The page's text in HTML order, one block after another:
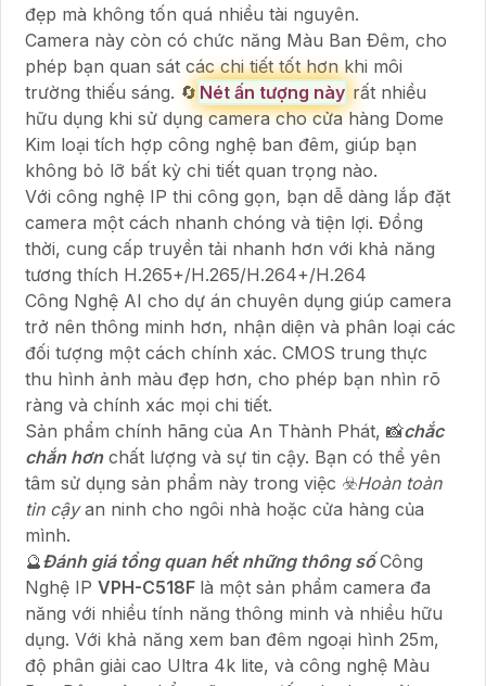
đẹp mà không tốn quá nhiều tài nguyên.
Camera này còn có chức năng Màu Ban Ðêm, cho
phép bạn quan sát các chi tiết tốt hơn khi môi
trường thiếu sáng. 🔄 Nét ấn tượng này rất nhiều
hữu dụng khi sử dụng camera cho cửa hàng Dome
Kim loại tích hợp công nghệ ban đêm, giúp bạn
không bỏ lỡ bất kỳ chi tiết quan trọng nào.
Với công nghệ IP thi công gọn, bạn dễ dàng lắp đặt
camera một cách nhanh chóng và tiện lợi. Đồng
thời, cung cấp truyền tải nhanh hơn với khả năng
tương thích H.265+/H.265/H.264+/H.264
Công Nghệ AI cho dự án chuyên dụng giúp camera
trở nên thông minh hơn, nhận diện và phân loại các
đối tượng một cách chính xác. CMOS trung thực
thu hình ảnh màu đẹp hơn, cho phép bạn nhìn rõ
ràng và chính xác mọi chi tiết.
Sản phẩm chính hãng của An Thành Phát, 📸chắc
chắn hơnchất lượng và sự tin cậy. Bạn có thể yên
tâm sử dụng sản phẩm này trong việc ☣️Hoàn toàn
tin cậyan ninh cho ngôi nhà hoặc cửa hàng của
mình.
🔮Đánh giá tổng quan hết những thông sốCông
Nghệ IP VPH-C518F là một sản phẩm camera đa
năng với nhiều tính năng thông minh và nhiều hữu
dụng. Với khả năng xem ban đêm ngoại hình 25m,
độ phân giải cao Ultra 4k lite, và công nghệ Màu